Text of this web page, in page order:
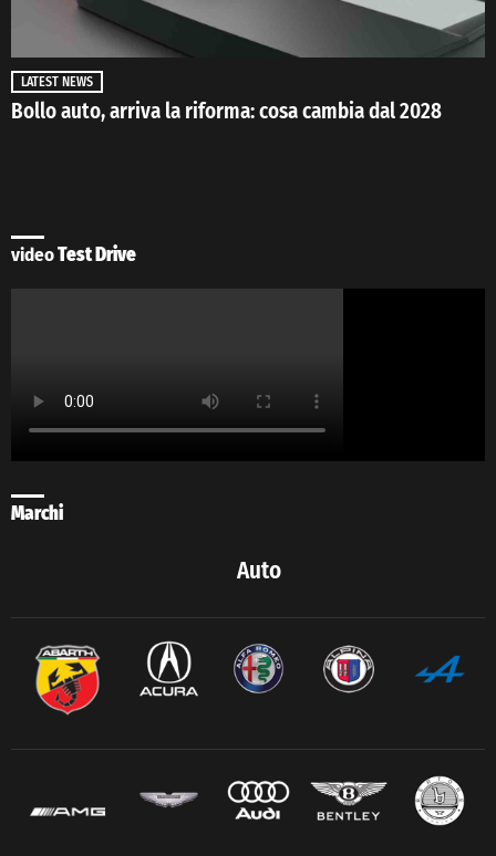
LATEST NEWS
Bollo auto, arriva la riforma: cosa cambia dal 2028
videoTest Drive
Marchi
Auto